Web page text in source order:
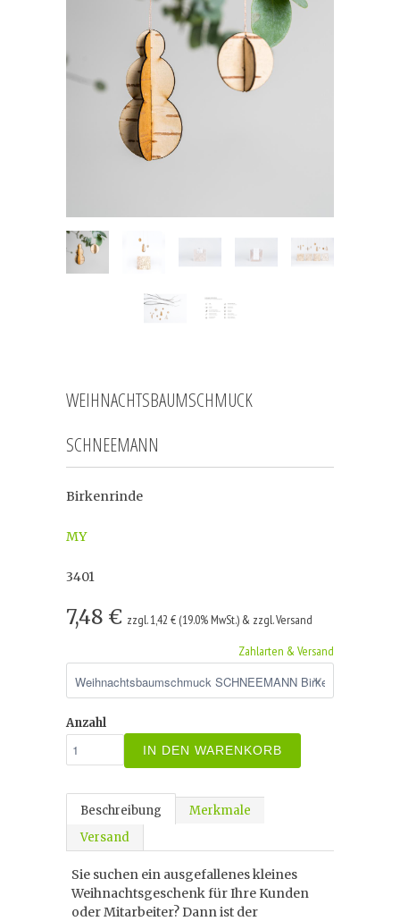
WEIHNACHTSBAUMSCHMUCK
SCHNEEMANN
Birkenrinde
MY
3401
7,48 € zzgl. 1,42 € (19.0% MwSt.) & zzgl. Versand
Zahlarten & Versand
Anzahl
IN DEN WARENKORB
Beschreibung
Merkmale
Versand
Sie suchen ein ausgefallenes kleines
Weihnachtsgeschenk für Ihre Kunden
oder Mitarbeiter? Dann ist der